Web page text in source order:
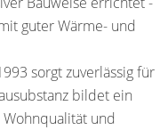
guter Wärme- und
sorgt zuverlässig für
bildet ein
und